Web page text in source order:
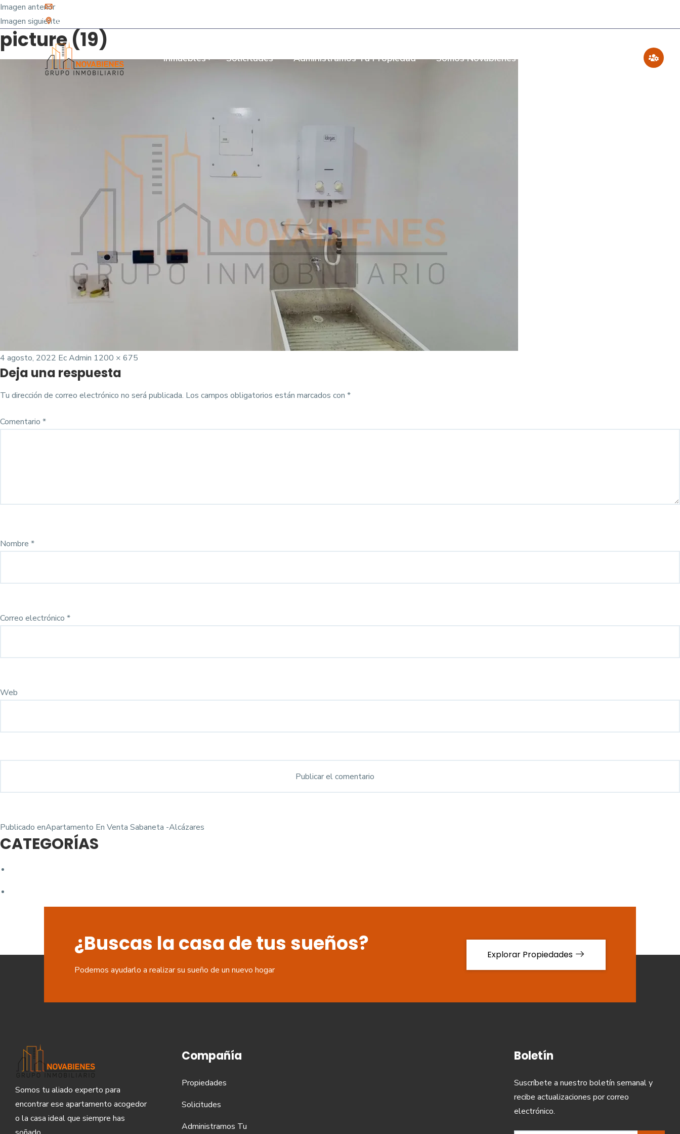
info@novabienes.com
Calle 68 Sur No. 43 C 35 - Sabaneta, Antioquia - Torre Bombay Local 110
Inmuebles Solicitudes Administramos Tu Propiedad Somos Novabienes
Imagen anterior
Imagen siguiente
picture (19)
Posted
on
4 agosto, 2022 Ec Admin Tamaño
completo
1200 × 675
Deja una respuesta
Tu dirección de correo electrónico no será publicada. Los campos obligatorios están marcados con *
Comentario *
Nombre *
Correo electrónico *
Web
Navegación
de
entradas
Publicado enApartamento En Venta Sabaneta -Alcázares
CATEGORÍAS
¿Buscas la casa de tus sueños?
Podemos ayudarlo a realizar su sueño de un nuevo hogar
Explorar Propiedades
Somos tu aliado experto para
encontrar ese apartamento acogedor
o la casa ideal que siempre has
Compañía
Propiedades
Solicitudes
Administramos Tu
Boletín
Suscríbete a nuestro boletín semanal y
recibe actualizaciones por correo
electrónico.